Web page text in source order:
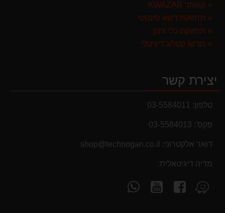
קוואזר KWAZAR
תחזוקת דשא סינטטי
תחזוקת כלי גינון
חדש! קטלוג דיגיטלי
יצירת קשר
טלפון: 03-5584011
פקס': 03-5584013
דואר אלקטרוני: shop@technogan.co.il
מדיה דיגיטאלית:
מצא
אותנו
עקוב
אחרינו
עקוב
אחרינו
מבצעים והנחות